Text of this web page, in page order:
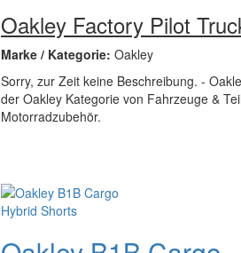
Oakley Factory Pilot
Marke / Kategorie: Oakley
Sorry, zur Zeit keine Beschreibung. -
der Oakley Kategorie von Fahrzeuge &
Motorradzubehör.